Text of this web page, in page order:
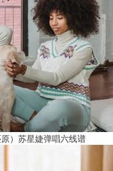
）苏星婕弹唱六线谱